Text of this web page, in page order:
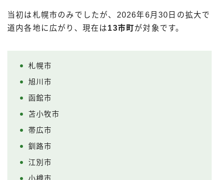
当初は札幌市のみでしたが、2026年6月30日の拡大で
道内各地に広がり、現在は13市町が対象です。
札幌市
旭川市
函館市
苫小牧市
帯広市
釧路市
江別市